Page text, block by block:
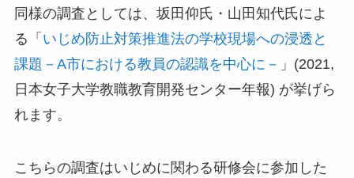
同様の調査としては、坂田仰氏・山田知代氏によ
る「 いじめ防止対策推進法の学校現場への浸透と
課題－A市における教員の認識を中心に－ 」(2021,
日本女子大学教職教育開発センター年報) が挙げら
れます。
こちらの調査はいじめに関わる研修会に参加した